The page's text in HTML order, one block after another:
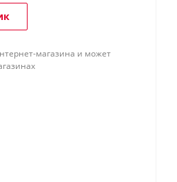
магазина и может